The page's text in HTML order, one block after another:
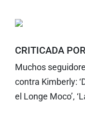
CRITICADA
Muchos
contra Kimberly:
el Longe Moco’,